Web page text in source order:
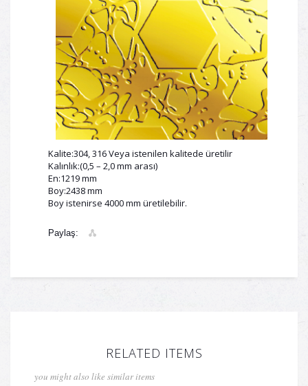
Kalite:304, 316 Veya istenilen kalitede üretilir
Kalınlık:(0,5 – 2,0 mm arası)
En:1219 mm
Boy:2438 mm
Boy istenirse 4000 mm üretilebilir.
Paylaş:
RELATED ITEMS
you might also like similar items